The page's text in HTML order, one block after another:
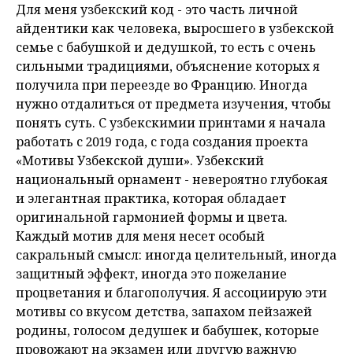
Для меня узбекский код - это часть личной
айдентики как человека, выросшего в узбекской
семье с бабушкой и дедушкой, то есть с очень
сильными традициями, объяснение которых я
получила при переезде во Францию. Иногда
нужно отдалиться от предмета изучения, чтобы
понять суть. С узбекскимии принтами я начала
работать с 2019 года, с года создания проекта
«Мотивы Узбекской души». Узбекский
национальный орнамент - невероятно глубокая
и элегантная практика, которая обладает
оригинальной гармонией формы и цвета.
Каждый мотив для меня несет особый
сакральный смысл: иногда целительный, иногда
защитный эффект, иногда это пожелание
процветания и благополучия. Я ассоциирую эти
мотивы со вкусом детства, запахом пейзажей
родины, голосом дедушек и бабушек, которые
провожают на экзамен или другую важную